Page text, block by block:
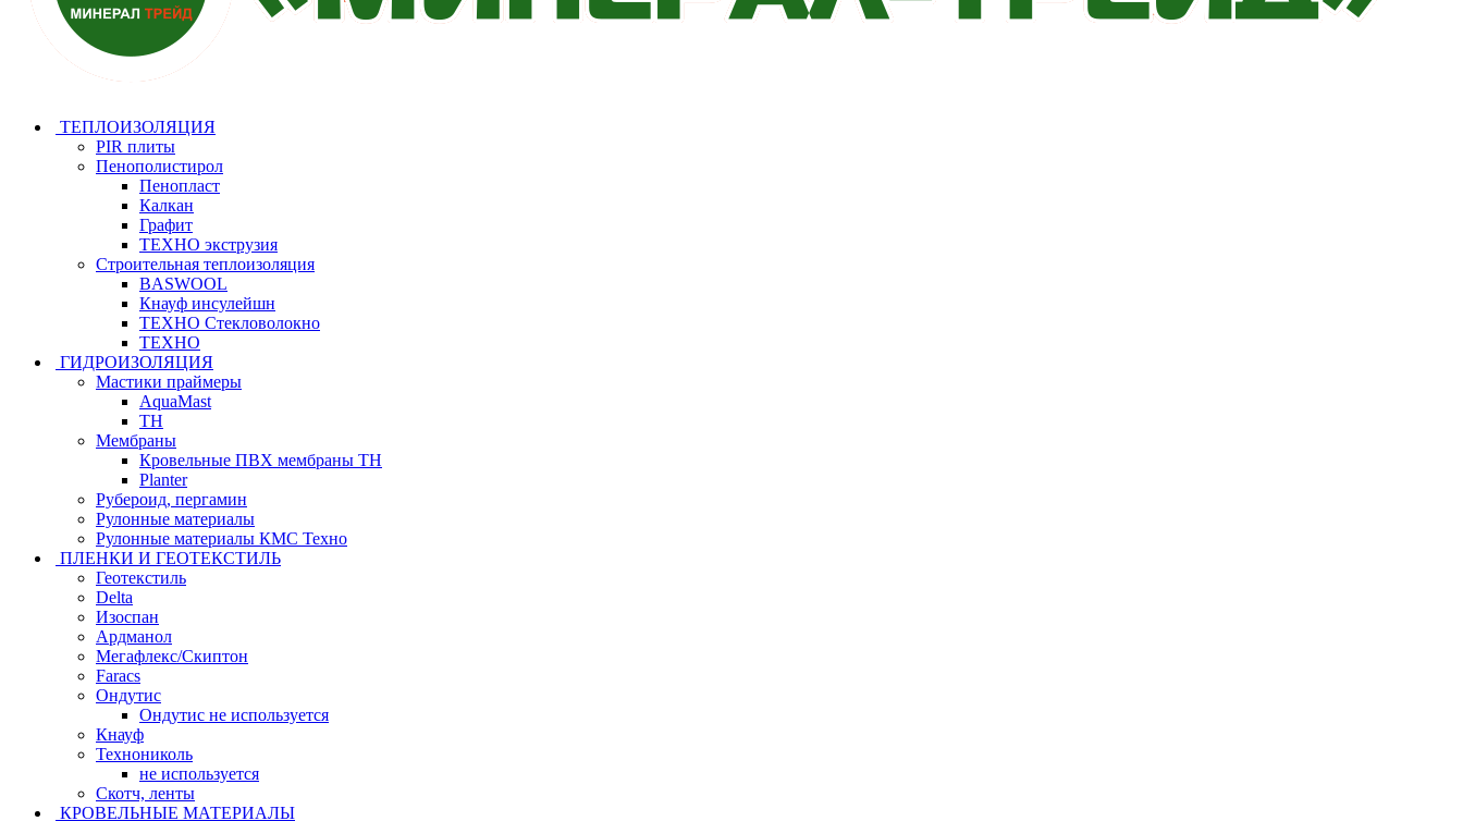
ТЕПЛОИЗОЛЯЦИЯ
PIR плиты
Пенополистирол
Пенопласт
Калкан
Графит
ТЕХНО экструзия
Строительная теплоизоляция
BASWOOL
Кнауф инсулейшн
ТЕХНО Стекловолокно
ТЕХНО
ГИДРОИЗОЛЯЦИЯ
Мастики праймеры
AquaMast
ТН
Мембраны
Кровельные ПВХ мембраны ТН
Planter
Рубероид, пергамин
Рулонные материалы
Рулонные материалы КМС Техно
ПЛЕНКИ И ГЕОТЕКСТИЛЬ
Геотекстиль
Delta
Изоспан
Ардманол
Мегафлекс/Скиптон
Faracs
Ондутис
Ондутис не используется
Кнауф
Технониколь
не используется
Скотч, ленты
КРОВЕЛЬНЫЕ МАТЕРИАЛЫ